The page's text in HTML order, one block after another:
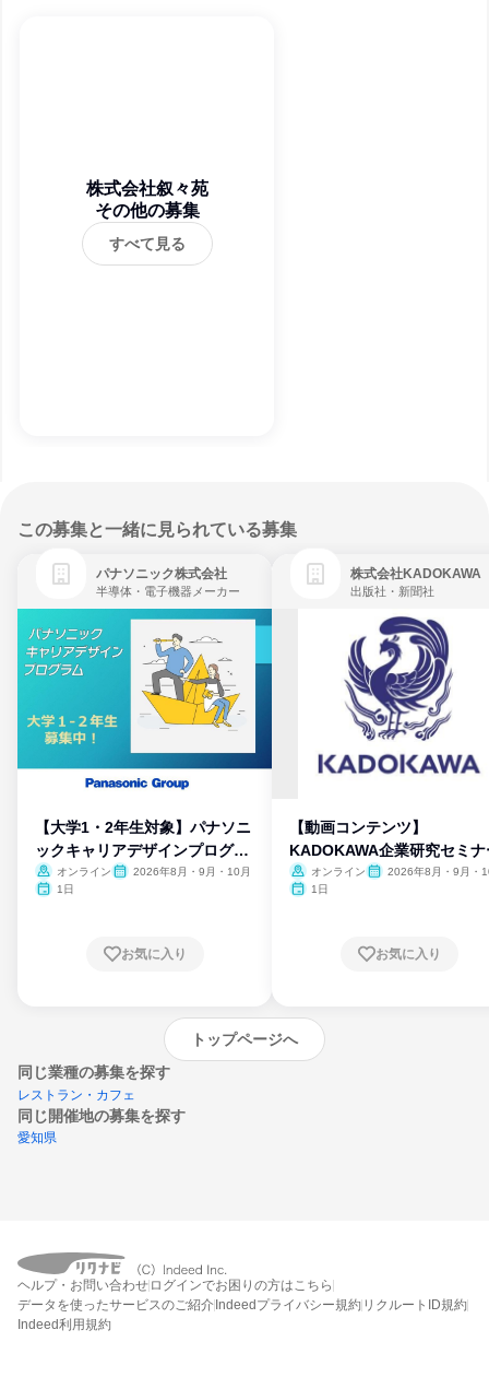
株式会社叙々苑
その他の募集
すべて見る
この募集と一緒に見られている募集
パナソニック株式会社
半導体・電子機器メーカー
【大学1・2年生対象】パナソニ
ックキャリアデザインプログラ
ム
オンライン
2026年8月・9月・10月
1日
お気に入り
株式会社KADOKAWA
出版社・新聞社
【動画コンテンツ】
KADOKAWA企業研究セミナ
オンライン
2026年8月・9月・
1日
お気に入り
トップページへ
同じ業種の募集を探す
レストラン・カフェ
同じ開催地の募集を探す
愛知県
エントリーするとプログラムの詳細案内を
受け取れるようになります
ヘルプ・お問い合わせ ログインでお困りの方はこちら
データを使ったサービスのご紹介 Indeedプライバシー規約 リクルートID規約
Indeed利用規約